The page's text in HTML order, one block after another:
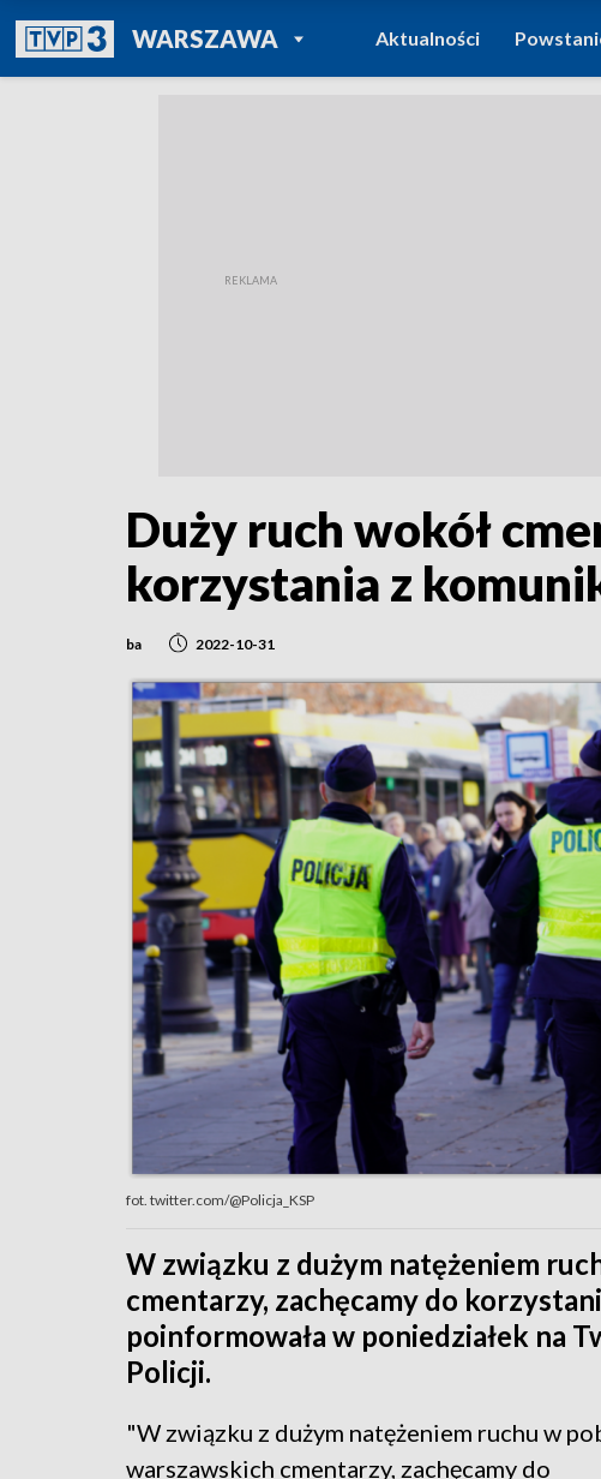
WARSZAWAPOWRÓT DO
TVP REGIONY
Aktualności
Duży ruch wokół
korzystania z
ba 2022-10-31
fot. twitter.com/@Policja_KSP
W związku z dużym natężeniem
cmentarzy, zachęcamy do
poinformowała w poniedziałek na
Policji.
"W związku z dużym natężeniem ruchu w
warszawskich cmentarzy, zachęcamy do